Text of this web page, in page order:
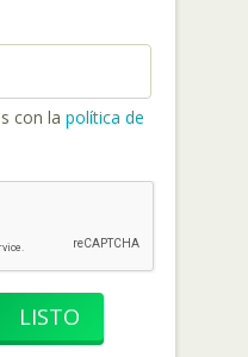
con la política de